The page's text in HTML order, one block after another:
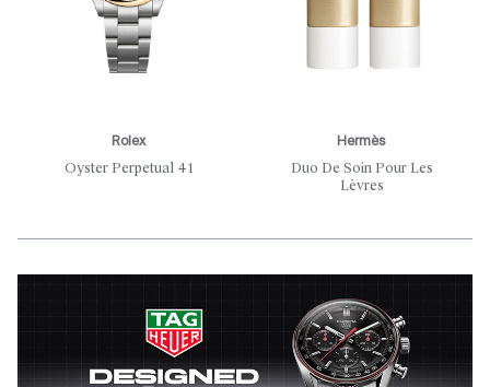
Rolex
Oyster Perpetual 41
Hermès
Duo De Soin Pour Les
Lèvres